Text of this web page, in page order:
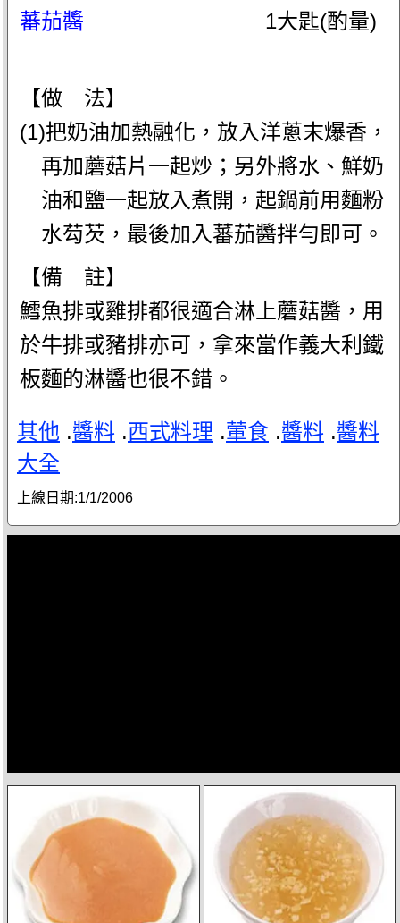
蕃茄醬
1大匙(酌量)
【做 法】
(1)把奶油加熱融化，放入洋蔥末爆香，
再加蘑菇片一起炒；另外將水、鮮奶
油和鹽一起放入煮開，起鍋前用麵粉
水芶芡，最後加入蕃茄醬拌勻即可。
【備 註】
鱈魚排或雞排都很適合淋上蘑菇醬，用
於牛排或豬排亦可，拿來當作義大利鐵
板麵的淋醬也很不錯。
其他 .醬料 .西式料理 .葷食 .醬料 .醬料
大全
上線日期:1/1/2006